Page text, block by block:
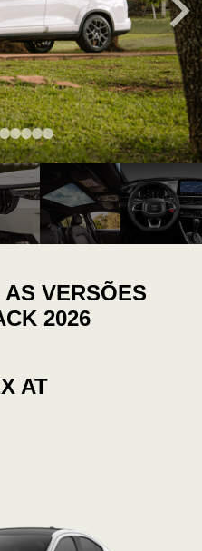
VERSÕES
2026
AT